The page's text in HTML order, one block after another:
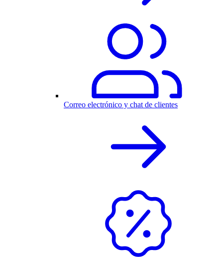
Correo electrónico y chat de clientes